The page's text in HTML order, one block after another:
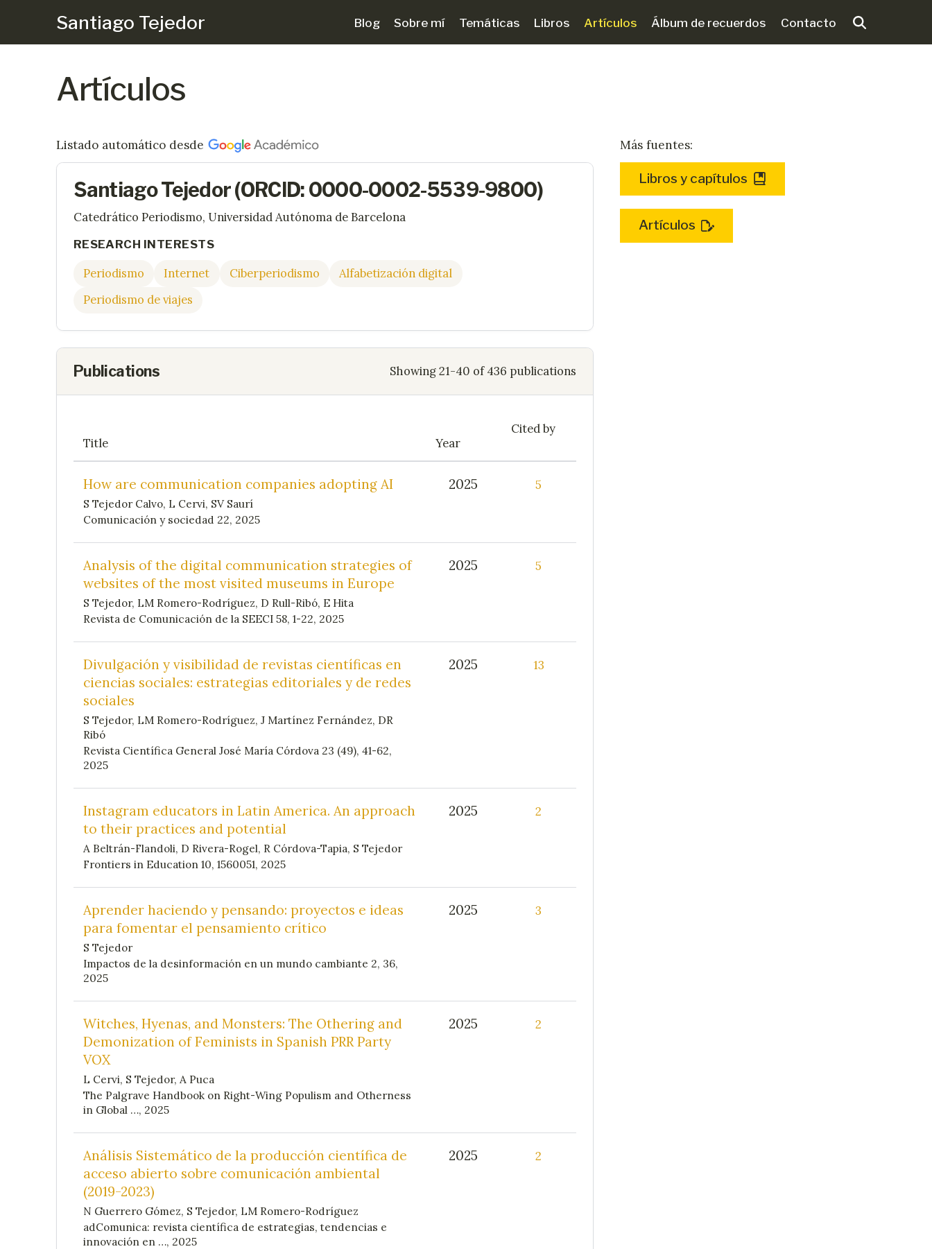
Santiago Tejedor Blog Sobre mí Temáticas Libros Artículos Álbum de recuerdos Contacto
Artículos
Listado automático desde
Santiago Tejedor (ORCID: 0000-0002-5539-9800)
Catedrático Periodismo, Universidad Autónoma de Barcelona
RESEARCH INTERESTS
Periodismo Internet Ciberperiodismo
Alfabetización digital
Periodismo de viajes
Publications Showing 21-40 of 436 publications
Title Year
Cited by
How are communication companies adopting AI
S Tejedor Calvo, L Cervi, SV Saurí
Comunicación y sociedad 22, 2025
2025 5
Analysis of the digital communication strategies of
websites of the most visited museums in Europe
S Tejedor, LM Romero-Rodríguez, D Rull-Ribó, E Hita
Revista de Comunicación de la SEECI 58, 1-22, 2025
2025 5
Divulgación y visibilidad de revistas científicas en
ciencias sociales: estrategias editoriales y de redes
sociales
S Tejedor, LM Romero-Rodríguez, J Martínez Fernández, DR
Ribó
Revista Científica General José María Córdova 23 (49), 41-62,
2025
2025 13
Instagram educators in Latin America. An approach
to their practices and potential
A Beltrán-Flandoli, D Rivera-Rogel, R Córdova-Tapia, S Tejedor
Frontiers in Education 10, 1560051, 2025
2025 2
Aprender haciendo y pensando: proyectos e ideas
para fomentar el pensamiento crítico
S Tejedor
Impactos de la desinformación en un mundo cambiante 2, 36,
2025
2025 3
Witches, Hyenas, and Monsters: The Othering and
Demonization of Feminists in Spanish PRR Party
VOX
L Cervi, S Tejedor, A Puca
The Palgrave Handbook on Right-Wing Populism and Otherness
in Global …, 2025
2025 2
Análisis Sistemático de la producción científica de
acceso abierto sobre comunicación ambiental
(2019-2023)
N Guerrero Gómez, S Tejedor, LM Romero-Rodríguez
adComunica: revista científica de estrategias, tendencias e
innovación en …, 2025
2025 2
Más fuentes:
Libros y capítulos
Artículos